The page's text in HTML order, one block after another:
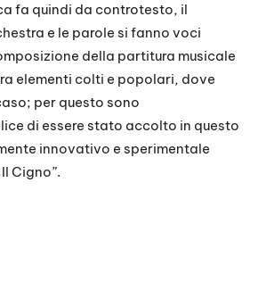
fa quindi da controtesto, il
e le parole si fanno voci
della partitura musicale
elementi colti e popolari, dove
per questo sono
di essere stato accolto in questo
innovativo e sperimentale
Cigno”.